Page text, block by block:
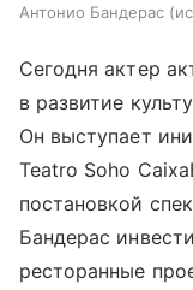
Антонио Бандерас
Сегодня актер
в развитие
Он выступает
Teatro Soho
постановкой
Бандерас
ресторанные